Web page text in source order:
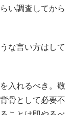
い調査してから
な言い方はして
入れるべき。敬
骨として必要不